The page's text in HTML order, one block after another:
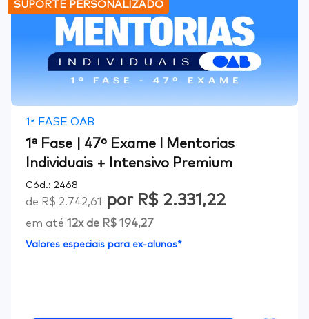
SUPORTE PERSONALIZADO
1ª FASE OAB
1ª Fase | 47º Exame l Mentorias
Individuais + Intensivo Premium
Cód.: 2468
deR$ 2.742,61 por R$ 2.331,22
em até 12x de R$ 194,27
Valores especiais para ex-alunos*